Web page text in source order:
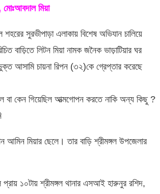
মোঃআবদাল মিয়া
শহরের সুরভীপাড়া এলাকায় বিশেষ অভিযান চালিয়ে
বাড়িতে লিটন মিয়া নামক জনৈক ভাড়াটিয়ার ঘর
আসামি চায়না রিপন (৩২)কে গ্রেপ্তার করেছে
বা কেন গিয়েছিল আত্মগোপন করতে নাকি অন্য কিছু ?
আমিন মিয়ার ছেলে। তার বাড়ি শ্রীমঙ্গল উপজেলার
১০টায় শ্রীমঙ্গল থানার এসআই হারুনুর রশিদ,